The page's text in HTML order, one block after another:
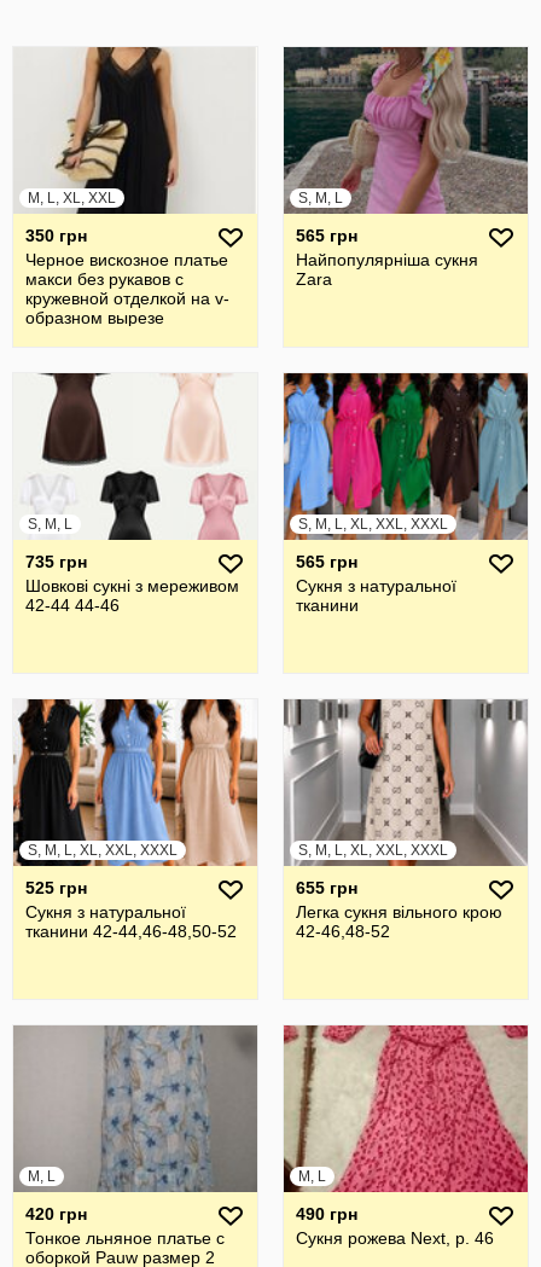
M, L, XL, XXL
350 грн
Черное вискозное платье
макси без рукавов с
кружевной отделкой на v-
образном вырезе
S, M, L
565 грн
Найпопулярніша сукня
Zara
S, M, L
735 грн
Шовкові сукні з мереживом
42-44 44-46
S, M, L, XL, XXL, XXXL
565 грн
Сукня з натуральної
тканини
S, M, L, XL, XXL, XXXL
525 грн
Сукня з натуральної
тканини 42-44,46-48,50-52
S, M, L, XL, XXL, XXXL
655 грн
Легка сукня вільного крою
42-46,48-52
M, L
420 грн
Тонкое льняное платье с
оборкой Pauw размер 2
M, L
490 грн
Сукня рожева Next, р. 46